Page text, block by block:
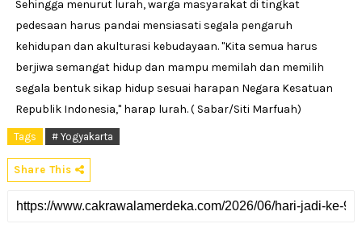
Sehingga menurut lurah, warga masyarakat di tingkat
pedesaan harus pandai mensiasati segala pengaruh
kehidupan dan akulturasi kebudayaan. "Kita semua harus
berjiwa semangat hidup dan mampu memilah dan memilih
segala bentuk sikap hidup sesuai harapan Negara Kesatuan
Republik Indonesia," harap lurah. ( Sabar/Siti Marfuah)
Tags # Yogyakarta
Share This